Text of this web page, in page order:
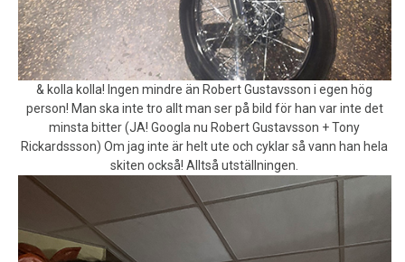
& kolla kolla! Ingen mindre än Robert Gustavsson i egen hög
person! Man ska inte tro allt man ser på bild för han var inte det
minsta bitter (JA! Googla nu Robert Gustavsson + Tony
Rickardssson) Om jag inte är helt ute och cyklar så vann han hela
skiten också! Alltså utställningen.